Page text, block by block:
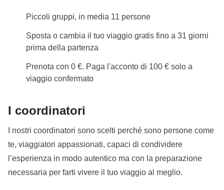
Piccoli gruppi, in media 11 persone
Sposta o cambia il tuo viaggio gratis fino a 31 giorni
prima della partenza
Prenota con 0 €. Paga l'acconto di 100 € solo a
viaggio confermato
I coordinatori
I nostri coordinatori sono scelti perché sono persone come
te, viaggiatori appassionati, capaci di condividere
l’esperienza in modo autentico ma con la preparazione
necessaria per farti vivere il tuo viaggio al meglio.